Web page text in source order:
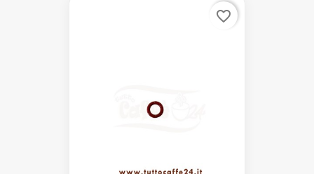
favorite_border